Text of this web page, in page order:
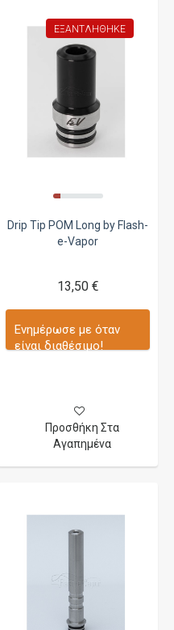
ΕΞΑΝΤΛΉΘΗΚΕ
Drip Tip POM Long by Flash-
e-Vapor
13,50 €
Ενημέρωσε με όταν
είναι διαθέσιμο!
Προσθήκη Στα
Αγαπημένα